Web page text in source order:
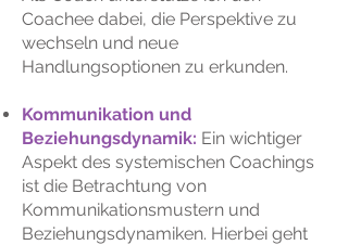
Coachee dabei, die Perspektive zu
wechseln und neue
Handlungsoptionen zu erkunden.
Kommunikation und
Beziehungsdynamik: Ein wichtiger
Aspekt des systemischen Coachings
ist die Betrachtung von
Kommunikationsmustern und
Beziehungsdynamiken. Hierbei geht